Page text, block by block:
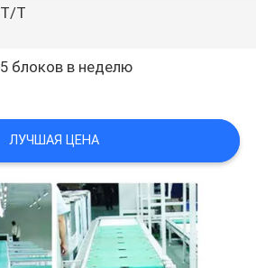
T/T
5 блоков в неделю
ЛУЧШАЯ ЦЕНА